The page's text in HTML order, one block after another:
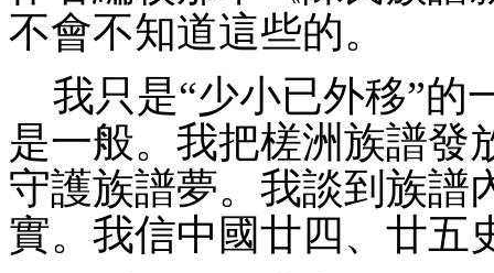
不會不知道這些的。
我只是“少小已外移”的
是一般。我把槎洲族譜發
守護族譜夢。我談到族譜
實。我信中國廿四、廿五